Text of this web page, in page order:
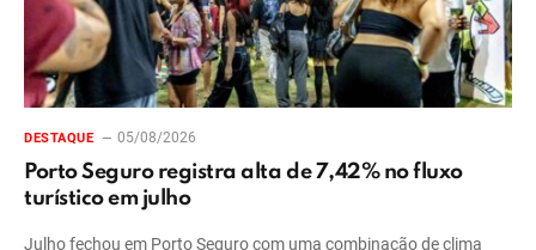
DESTAQUE 05/08/2026
Porto Seguro registra alta de 7,42% no fluxo
turístico em julho
Julho fechou em Porto Seguro com uma combinação de clima